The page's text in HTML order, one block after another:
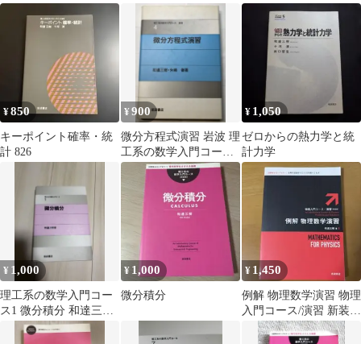
和
¥850
キーポイント確率・統
計 826
¥900
微分方程式演習 岩波 理
工系の数学入門コース
／演習 4
¥ 1,050
ゼロからの熱力学と統
計力学
¥ 1,000
理工系の数学入門コー
ス1 微分積分 和達三樹
岩波書店
¥ 1,000
微分積分
¥ 1,450
例解 物理数学演習 物理
入門コース/演習 新装版
岩波書店